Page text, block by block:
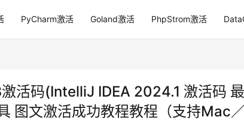
PyCharm激活 Goland激活 PhpStrom激活
活码(IntelliJ IDEA 2024.1 激活码
图文激活成功教程教程（支持Mac